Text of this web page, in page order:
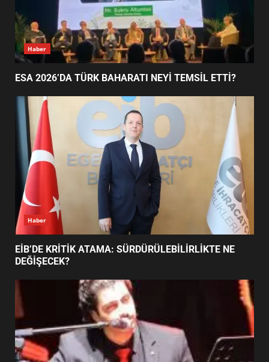
4
EDREMİT’İN GURURU TÜRKİYE
FİNALİNDE NE BAŞARDI?
5
UZATILDI: NE DEĞİŞTİ?
6
BURHANİYE SATRANÇ
TURNUVASI KAYITLARI NEYİ
DEĞİŞTİRİYOR?
BURHANİYE BELEDİYESPOR’DA
YENİ YÖNETİM NASIL
Haber
ESA 2026’DA TÜRK BAHARATI NEYİ TEMSİL ETTİ?
Haber
EİB’DE KRİTİK ATAMA: SÜRDÜRÜLEBİLİRLİKTE NE
DEĞİŞECEK?